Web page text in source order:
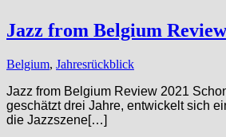
Jazz from Belgium
Belgium, Jahresrückblick
Jazz from Belgium Review 2021
geschätzt drei Jahre, entwickelt sich
die Jazzszene[…]